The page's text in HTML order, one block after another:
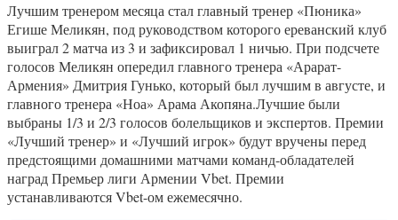
Лучшим тренером месяца стал главный тренер «Пюника»
Егише Меликян, под руководством которого ереванский клуб
выиграл 2 матча из 3 и зафиксировал 1 ничью. При подсчете
голосов Меликян опередил главного тренера «Арарат-
Армения» Дмитрия Гунько, который был лучшим в августе, и
главного тренера «Ноа» Арама Акопяна.Лучшие были
выбраны 1/3 и 2/3 голосов болельщиков и экспертов. Премии
«Лучший тренер» и «Лучший игрок» будут вручены перед
предстоящими домашними матчами команд-обладателей
наград Премьер лиги Армении Vbet. Премии
устанавливаются Vbet-ом ежемесячно.